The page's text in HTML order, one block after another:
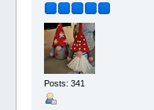
Posts: 341